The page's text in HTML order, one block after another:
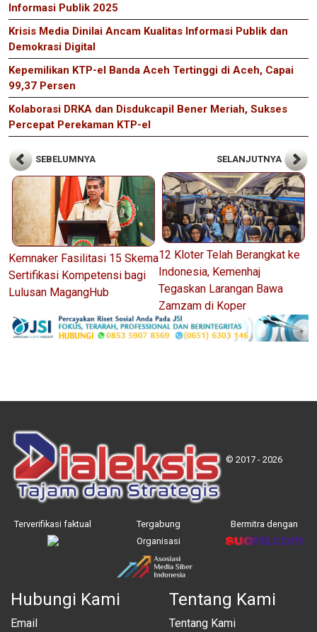
Informasi Publik 2025
Krisis Media Dinilai Ancam Kualitas Informasi Publik dan
Demokrasi Digital
Kepemilikan KTP-el Banda Aceh Tertinggi di Aceh, Capai
99,37 Persen
Kolaborasi DRKA dan Disdukcapil Bener Meriah, Sukses
Percepat Perekaman KTP-el
SEBELUMNYA
Kemnaker Fasilitasi 15 Skema
Sertifikasi Kompetensi bagi
Lulusan MagangHub
SELANJUTNYA
12 Kloter Telah Berangkat ke
Indonesia, Kemenhaj
Tegaskan Larangan Bawa
Zamzam di Koper
© 2017 - 2026
Terverifikasi faktual
Tergabung
Organisasi
Bermitra dengan
Hubungi Kami
Email
Tentang Kami
Tentang Kami